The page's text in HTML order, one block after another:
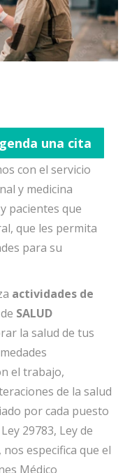
una cita
con el servicio
y medicina
pacientes que
que les permita
para su
actividades de
SALUD
la salud de tus
el trabajo,
de la salud
por cada puesto
29783, Ley de
especifica que el
Médico